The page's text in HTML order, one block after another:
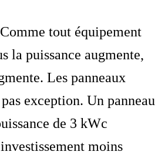
tout équipement
la puissance augmente,
Les panneaux
exception. Un panneau
de 3 kWc
moins